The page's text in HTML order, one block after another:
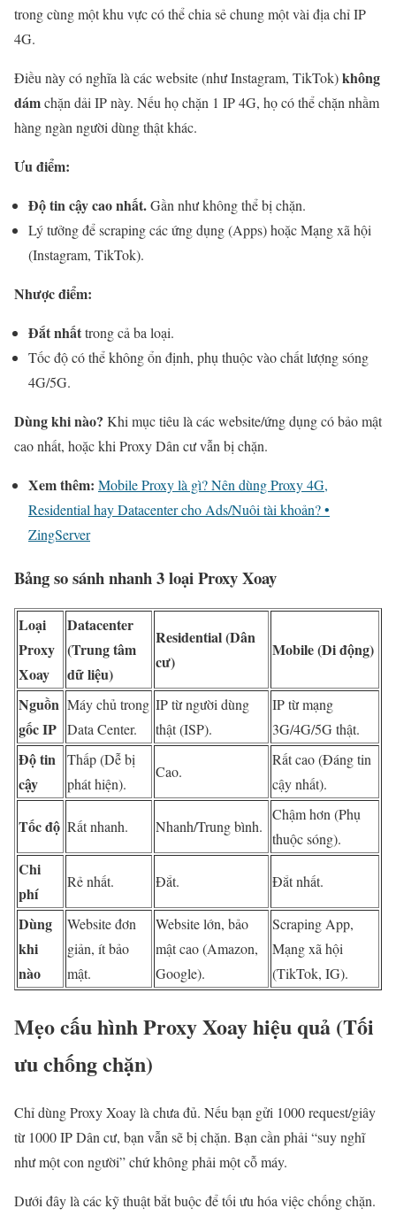
trong cùng một khu vực có thể chia sẻ chung một vài địa chỉ IP
4G.
Điều này có nghĩa là các website (như Instagram, TikTok)không
dámchặn dải IP này. Nếu họ chặn 1 IP 4G, họ có thể chặn nhầm
hàng ngàn người dùng thật khác.
Ưu điểm:
Độ tin cậy cao nhất.Gần như không thể bị chặn.
Lý tưởng để scraping các ứng dụng (Apps) hoặc Mạng xã hội
(Instagram, TikTok).
Nhược điểm:
Đắt nhấttrong cả ba loại.
Tốc độ có thể không ổn định, phụ thuộc vào chất lượng sóng
4G/5G.
Dùng khi nào? Khi mục tiêu là các website/ứng dụng có bảo mật
cao nhất, hoặc khi Proxy Dân cư vẫn bị chặn.
Xem thêm: Mobile Proxy là gì? Nên dùng Proxy 4G,
Residential hay Datacenter cho Ads/Nuôi tài khoản? •
ZingServer
Bảng so sánh nhanh 3 loại Proxy Xoay
Loại
Proxy
Xoay
Datacenter
(Trung tâm
dữ liệu)
Residential (Dân
cư)
Mobile (Di động)
Nguồn
gốc IP
Máy chủ trong
Data Center.
IP từ người dùng
thật (ISP).
IP từ mạng
3G/4G/5G thật.
Độ tin
cậy
Thấp (Dễ bị
phát hiện).
Cao.
Rất cao (Đáng tin
cậy nhất).
Tốc độ Rất nhanh. Nhanh/Trung bình.
Chậm hơn (Phụ
thuộc sóng).
Chi
phí
Rẻ nhất. Đắt. Đắt nhất.
Dùng
khi
nào
Website đơn
giản, ít bảo
mật.
Website lớn, bảo
mật cao (Amazon,
Google).
Scraping App,
Mạng xã hội
(TikTok, IG).
Mẹo cấu hình Proxy Xoay hiệu quả (Tối
ưu chống chặn)
Chỉ dùng Proxy Xoay là chưa đủ. Nếu bạn gửi 1000 request/giây
từ 1000 IP Dân cư, bạn vẫn sẽ bị chặn. Bạn cần phải “suy nghĩ
như một con người” chứ không phải một cỗ máy.
Dưới đây là các kỹ thuật bắt buộc để tối ưu hóa việc chống chặn.